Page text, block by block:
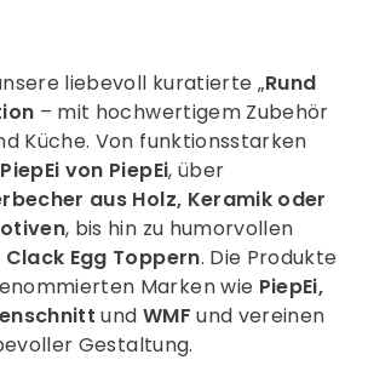
liebevoll kuratierte „Rund
– mit hochwertigem Zubehör
Küche. Von funktionsstarken
von PiepEi, über
aus Holz, Keramik oder
, bis hin zu humorvollen
Clack Egg Toppern. Die Produkte
Marken wie PiepEi,
und WMFund vereinen
Gestaltung.